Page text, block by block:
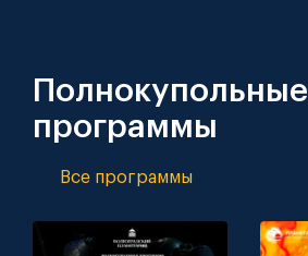
Полнокупольные
программы
Все программы